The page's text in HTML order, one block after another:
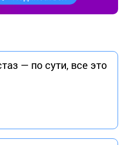
— по сути, все это